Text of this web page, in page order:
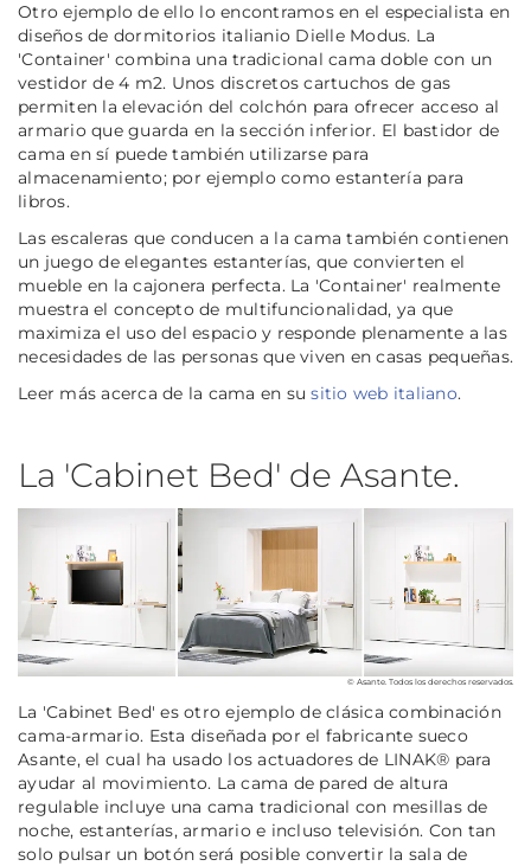
Otro ejemplo de ello lo encontramos en el especialista en
diseños de dormitorios italianio Dielle Modus. La
'Container' combina una tradicional cama doble con un
vestidor de 4 m2. Unos discretos cartuchos de gas
permiten la elevación del colchón para ofrecer acceso al
armario que guarda en la sección inferior. El bastidor de
cama en sí puede también utilizarse para
almacenamiento; por ejemplo como estantería para
libros.
Las escaleras que conducen a la cama también contienen
un juego de elegantes estanterías, que convierten el
mueble en la cajonera perfecta. La 'Container' realmente
muestra el concepto de multifuncionalidad, ya que
maximiza el uso del espacio y responde plenamente a las
necesidades de las personas que viven en casas pequeñas.
Leer más acerca de la cama en susitio web italiano.
La 'Cabinet Bed' de Asante.
© Asante. Todos los derechos reservados.
La 'Cabinet Bed' es otro ejemplo de clásica combinación
cama-armario. Esta diseñada por el fabricante sueco
Asante, el cual ha usado los actuadores de LINAK® para
ayudar al movimiento. La cama de pared de altura
regulable incluye una cama tradicional con mesillas de
noche, estanterías, armario e incluso televisión. Con tan
solo pulsar un botón será posible convertir la sala de